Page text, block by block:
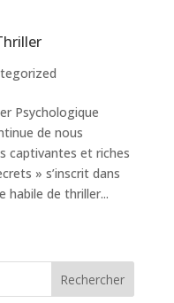
Psychologique
de nous
captivantes et riches
» s’inscrit dans
de thriller...